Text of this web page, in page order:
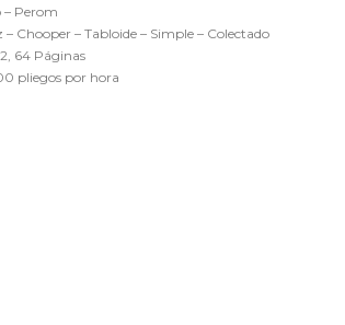
Perom
Chooper – Tabloide – Simple – Colectado
64 Páginas
pliegos por hora